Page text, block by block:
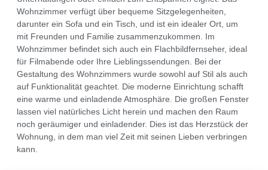
Wohnzimmer verfügt über bequeme Sitzgelegenheiten,
darunter ein Sofa und ein Tisch, und ist ein idealer Ort, um
mit Freunden und Familie zusammenzukommen. Im
Wohnzimmer befindet sich auch ein Flachbildfernseher, ideal
für Filmabende oder Ihre Lieblingssendungen. Bei der
Gestaltung des Wohnzimmers wurde sowohl auf Stil als auch
auf Funktionalität geachtet. Die moderne Einrichtung schafft
eine warme und einladende Atmosphäre. Die großen Fenster
lassen viel natürliches Licht herein und machen den Raum
noch geräumiger und einladender. Dies ist das Herzstück der
Wohnung, in dem man viel Zeit mit seinen Lieben verbringen
kann.